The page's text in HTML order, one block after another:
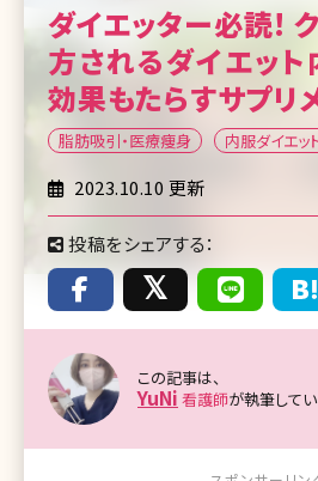
ダイエッター必読!
方されるダイエッ
効果もたらすサプリ
脂肪吸引・医療痩身 内服ダイエッ
2023.10.10 更新
投稿をシェアする：
この記事は、
YuNi 看護師が執筆してい